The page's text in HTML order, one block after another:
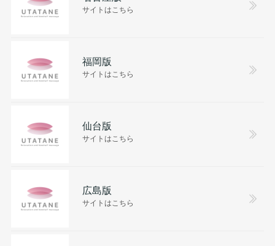
サイトはこちら
福岡版
サイトはこちら
仙台版
サイトはこちら
広島版
サイトはこちら